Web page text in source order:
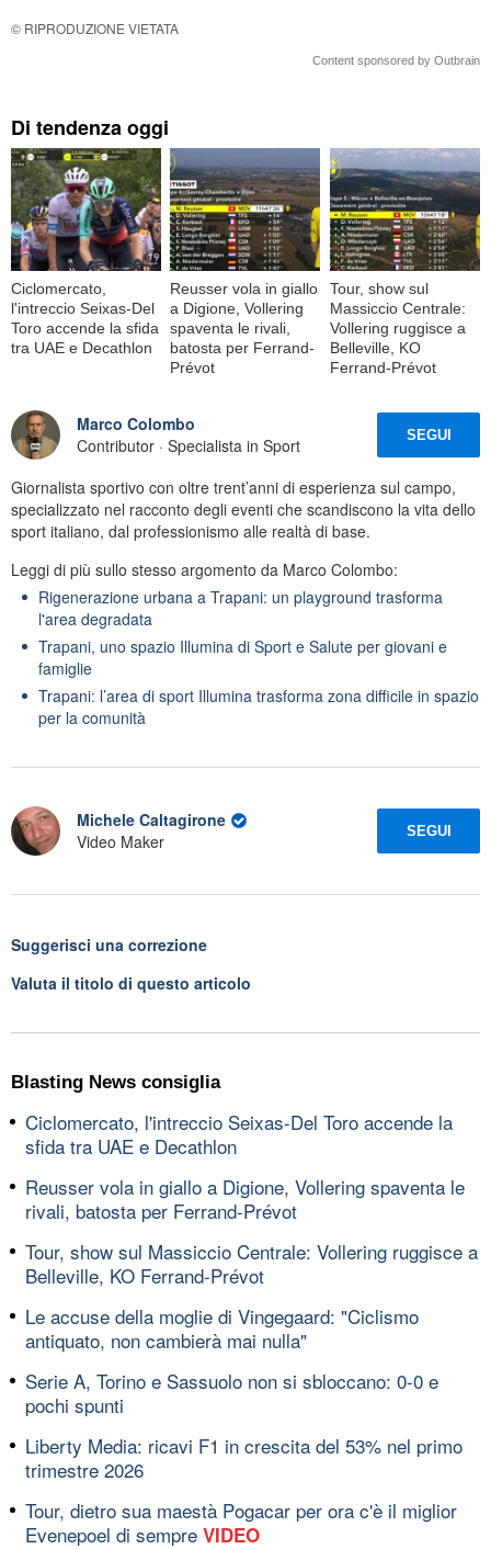
© RIPRODUZIONE VIETATA
Content sponsored by Outbrain
Di tendenza oggi
Ciclomercato,
l'intreccio Seixas-Del
Toro accende la sfida
tra UAE e Decathlon
Reusser vola in giallo
a Digione, Vollering
spaventa le rivali,
batosta per Ferrand-
Prévot
Tour, show sul
Massiccio Centrale:
Vollering ruggisce a
Belleville, KO
Ferrand-Prévot
Marco Colombo
Contributor · Specialista in Sport
SEGUI
Giornalista sportivo con oltre trent’anni di esperienza sul campo,
specializzato nel racconto degli eventi che scandiscono la vita dello
sport italiano, dal professionismo alle realtà di base.
Leggi di più sullo stesso argomento da Marco Colombo:
Rigenerazione urbana a Trapani: un playground trasforma
l'area degradata
Trapani, uno spazio Illumina di Sport e Salute per giovani e
famiglie
Trapani: l’area di sport Illumina trasforma zona difficile in spazio
per la comunità
Michele Caltagirone
Video Maker
SEGUI
Suggerisci una correzione
Valuta il titolo di questo articolo
Blasting News consiglia
Ciclomercato, l'intreccio Seixas-Del Toro accende la
sfida tra UAE e Decathlon
Reusser vola in giallo a Digione, Vollering spaventa le
rivali, batosta per Ferrand-Prévot
Tour, show sul Massiccio Centrale: Vollering ruggisce a
Belleville, KO Ferrand-Prévot
Le accuse della moglie di Vingegaard: "Ciclismo
antiquato, non cambierà mai nulla"
Serie A, Torino e Sassuolo non si sbloccano: 0-0 e
pochi spunti
Liberty Media: ricavi F1 in crescita del 53% nel primo
trimestre 2026
Tour, dietro sua maestà Pogacar per ora c'è il miglior
Evenepoel di sempre VIDEO